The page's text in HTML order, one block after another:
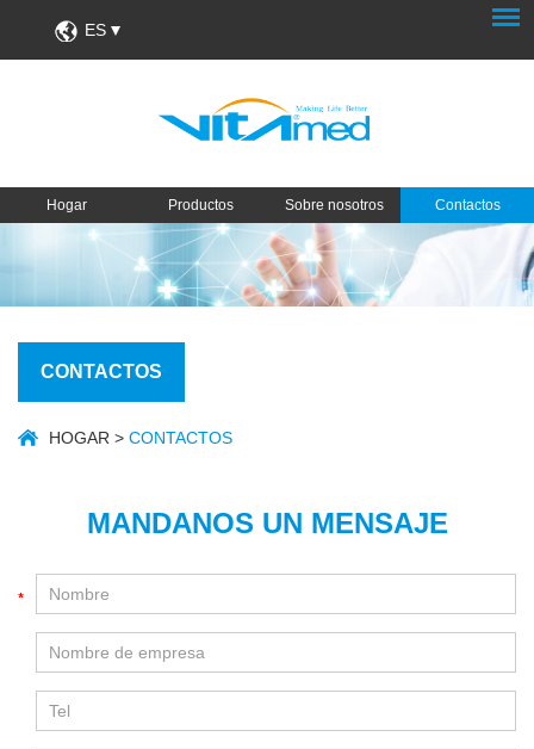
ES
Hogar Productos Sobre nosotros Contactos
CONTACTOS
HOGAR > CONTACTOS
MANDANOS UN MENSAJE